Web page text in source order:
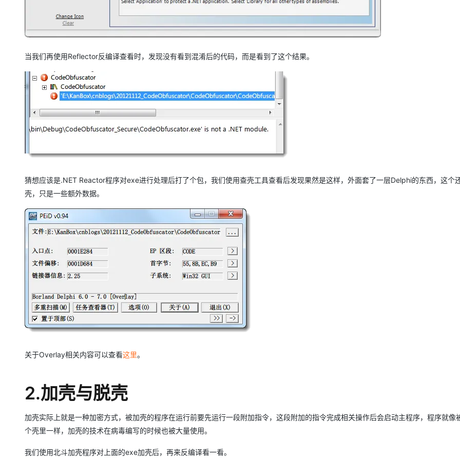
当我们再使用Reflector反编译查看时，发现没有看到混淆后的代码，而是看到了这个结果。
猜想应该是.NET Reactor程序对exe进行处理后打了个包，我们使用查壳工具查看后发现果然是这样，外面套了一层Delphi的东西，这个
壳，只是一些额外数据。
关于Overlay相关内容可以查看这里。
2.加壳与脱壳
加壳实际上就是一种加密方式，被加壳的程序在运行前要先运行一段附加指令，这段附加的指令完成相关操作后会启动主程序，程序就像
个壳里一样，加壳的技术在病毒编写的时候也被大量使用。
我们使用北斗加壳程序对上面的exe加壳后，再来反编译看一看。